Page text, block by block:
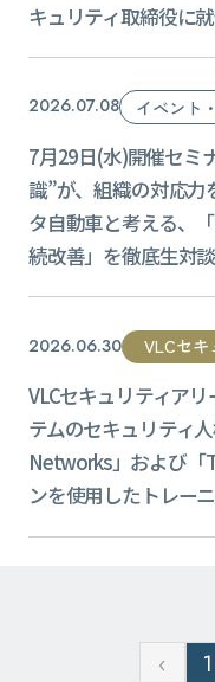
キュリティ取締役に
2026.07.08 イベント
7月29日(水)開催セミ
識”が、組織の対応力
タ自動車と考える、
続改善」を徹底生対談
2026.06.30 VLCセキ
VLCセキュリティア
テムのセキュリティ
Networks」および「
ンを使用したトレー
‹ 1